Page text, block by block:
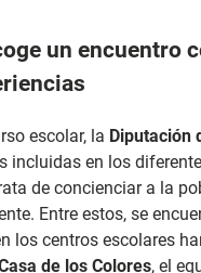
un encuentro
escolar, la Diputación
incluidas en los
de concienciar a la
Entre estos, se
los centros escolares
de los Colores, el